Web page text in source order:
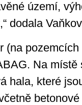
území,
dodala
(na
Na místě
hala, které